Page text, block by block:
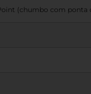
(chumbo com ponta